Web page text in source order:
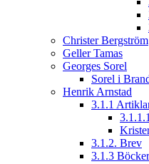
Christer Bergström
Geller Tamas
Georges Sorel
Sorel i
Henrik Arnstad
3.1.1
3.1.2. Brev
3.1.3 Böcker